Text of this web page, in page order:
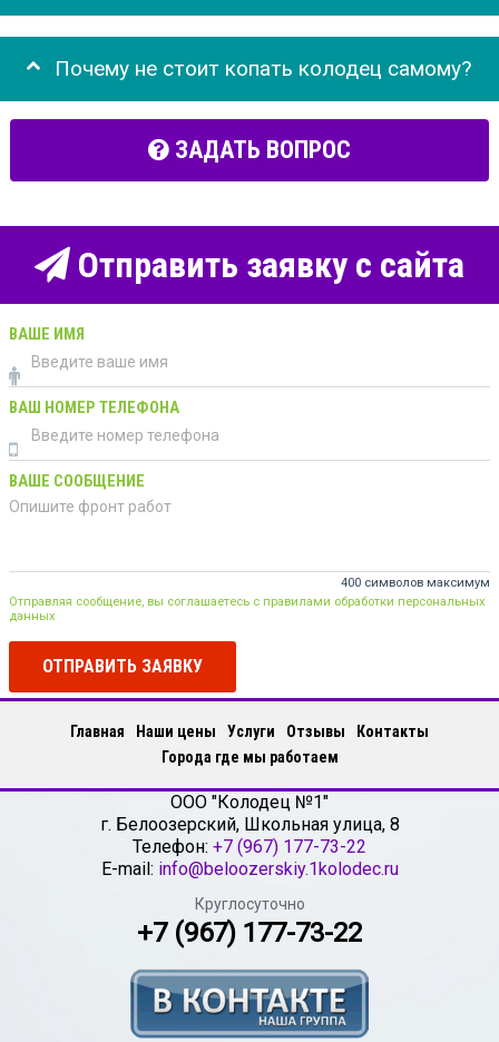
Почему не стоит копать колодец самому?
ЗАДАТЬ ВОПРОС
Отправить заявку с сайта
ВАШЕ ИМЯ
ВАШ НОМЕР ТЕЛЕФОНА
ВАШЕ СООБЩЕНИЕ
400 символов максимум
Отправляя сообщение, вы соглашаетесь с правилами обработки персональных
данных
ОТПРАВИТЬ ЗАЯВКУ
Главная Наши цены Услуги Отзывы
Контакты
Города где мы работаем
ООО "Колодец №1"
г. Белоозерский, Школьная улица, 8
Телефон: +7 (967) 177-73-22
E-mail: info@beloozerskiy.1kolodec.ru
Круглосуточно
+7 (967) 177-73-22